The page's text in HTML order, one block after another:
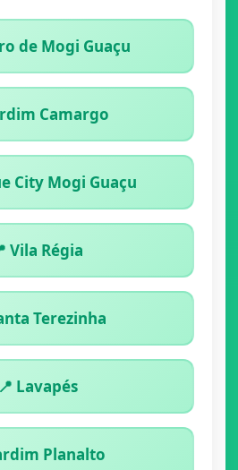
de Mogi Guaçu
Camargo
City Mogi Guaçu
Vila Régia
Terezinha
📍 Lavapés
Planalto